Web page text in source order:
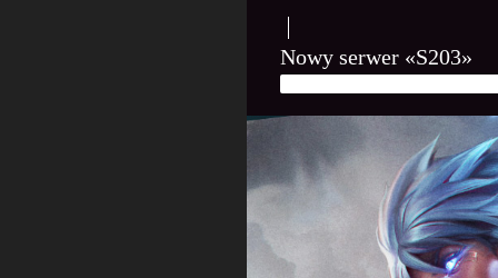
Nowy serwer «S203»